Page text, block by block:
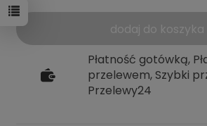
dodaj do koszyka
Płatność gotówką,
przelewem, Szybki
Przelewy24